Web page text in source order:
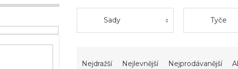
Sady Tyče
Nejdražší Nejlevnější Nejprodávanější